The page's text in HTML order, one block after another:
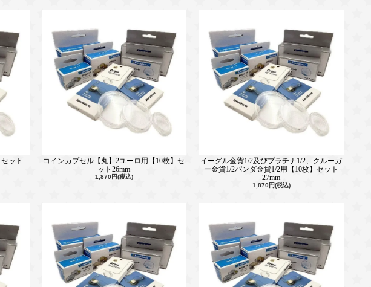
ット
コインカプセル【丸】2ユーロ用【10枚】セ
ット26mm
1,870円(税込)
イーグル金貨1/2及びプラチナ1/2、クルーガ
ー金貨1/2パンダ金貨1/2用【10枚】セット
27mm
1,870円(税込)